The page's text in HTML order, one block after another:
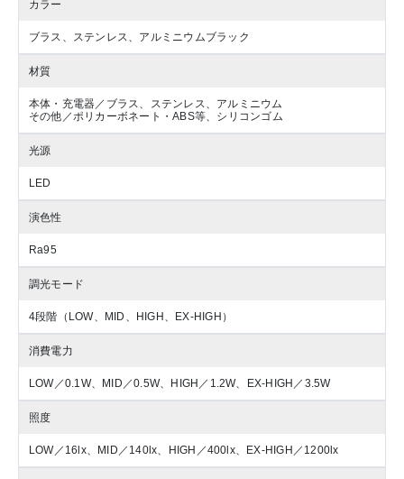
カラー
ブラス、ステンレス、アルミニウムブラック
材質
本体・充電器／ブラス、ステンレス、アルミニウム
その他／ポリカーボネート・ABS等、シリコンゴム
光源
LED
演色性
Ra95
調光モード
4段階（LOW、MID、HIGH、EX-HIGH）
消費電力
LOW／0.1W、MID／0.5W、HIGH／1.2W、EX-HIGH／3.5W
照度
LOW／16lx、MID／140lx、HIGH／400lx、EX-HIGH／1200lx